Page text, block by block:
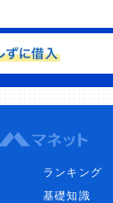
ランキング
基礎知識